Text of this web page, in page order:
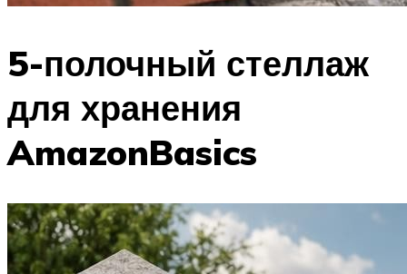
5-полочный стеллаж
для хранения
AmazonBasics